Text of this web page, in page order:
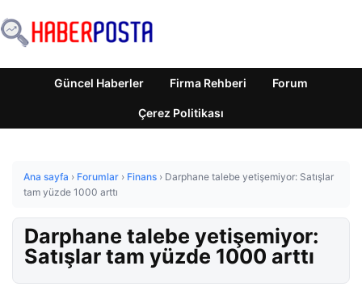
Güncel Haberler Firma Rehberi Forum
Çerez Politikası
Ana sayfa › Forumlar › Finans › Darphane talebe yetişemiyor: Satışlar
tam yüzde 1000 arttı
Darphane talebe yetişemiyor:
Satışlar tam yüzde 1000 arttı